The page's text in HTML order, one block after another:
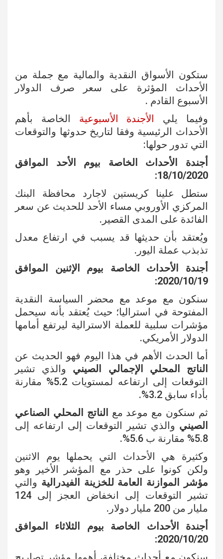
ستكون الأسواق النقدية والمالية مع جملة من
الأحداث المؤثرة على سعر صرف الدولار
الأسبوع القادم .
وفيما يلي
الأجندة الأسبوعية الخاصة بأهم
الأحداث الرئيسية وفقا لتاريخ حدوثها والتوقعات
التي تدور حولها:
أجندة الأحداث الخاصة بيوم الأحد الموافق
18/10/2020:
ستطل علينا كريستين لاجارد محافظة البنك
المركزي الأوروبي مساء الأحد للحديث عن سعر
الفائدة على المدى القصير.
ويُعتقد بأن حديثها قد يسبب في ارتفاع معدل
تذبذب عملة اليور.
أجندة الأحداث الخاصة بيوم الإثنين الموافق
2020/10/19:
سنكون مع موعد مع محضر السياسة النقدية
المفتوحة في استراليا؛ حيث يُعتقد بأنه سيحمل
مؤشرات سلبية للعملة الاسترالية ليرتفع أمامها
الدولار الأمريكي.
أما الحدث الأهم في هذا اليوم فهو الحديث عن
الناتج المحلي الإجمالي الصيني والذي تشير
التوقعات إلى ارتفاعه لمستويات 5.2% مقارنة
بأداء سابق 3.2%.
ثم سنكون مع موعد مع
الناتج المحلي الصناعي
الصيني والذي تشير التوقعات إلى ارتفاعه إلى
5.8% مقارنة ب 5.6%.
وكثيرة هي الأحداث التي يحملها يوم الاثنين
ولكن كونوا على حذر مع المؤشر الأخير وهو
مؤشر الموازنة العامة للخزينة الفيدرالية والتي
تشير التوقعات إلى انخفاض العجز إلى 124
مليار من 200 مليار دولار.
أجندة الأحداث الخاصة بيوم الثلاثاء الموافق
2020/10/20: